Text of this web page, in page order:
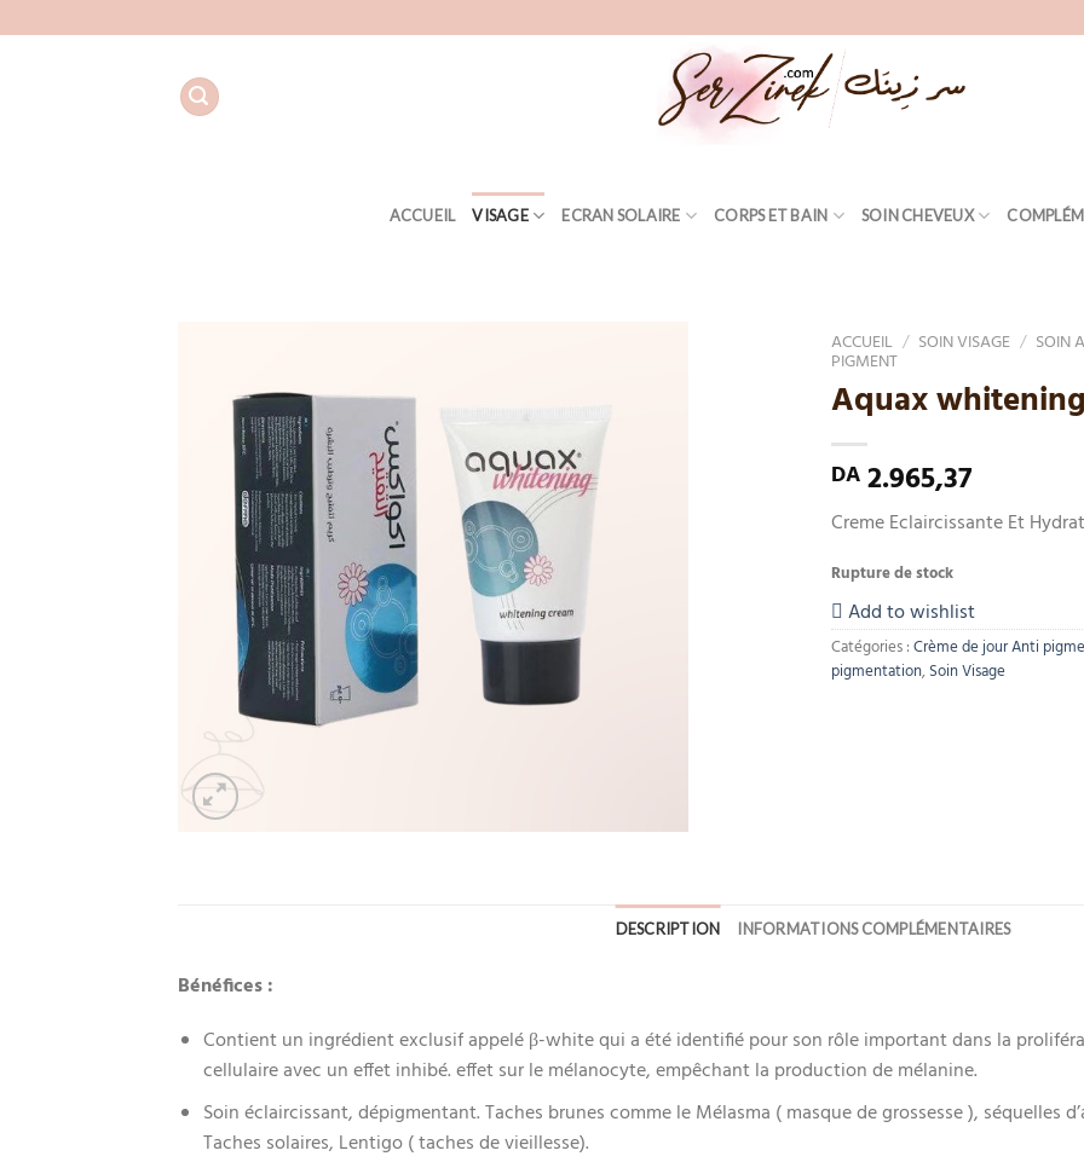
au
ACCUEIL VISAGE ECRAN SOLAIRE CORPS ET BAIN SOIN CHEVEUX
ACCUEIL / SOIN VISAGE / SOIN
PIGMENT
Aquax
DA 2.965,37
Creme Eclaircissante Et
Rupture de stock
Add to wishlist
Catégories :Crème de jour Anti
pigmentation,Soin Visage
DESCRIPTION INFORMATIONS COMPLÉMENTAIRES
Bénéfices :
Contient un ingrédient exclusif appelé β-white qui a été identifié pour son rôle important dans la
cellulaire avec un effet inhibé. effet sur le mélanocyte, empêchant la production de mélanine.
Soin éclaircissant, dépigmentant. Taches brunes comme le Mélasma ( masque de grossesse ), séquelles
Taches solaires, Lentigo ( taches de vieillesse).